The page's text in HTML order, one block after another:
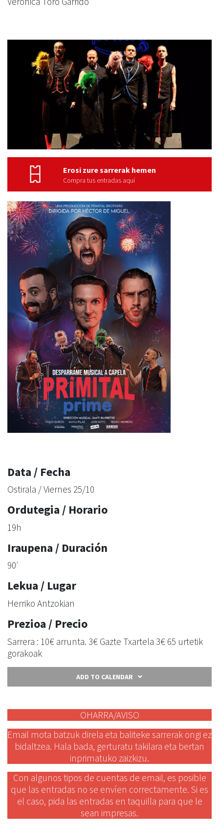
Erosi zure sarrerak hemen
Compra tus entradas aquí
Data / Fecha
Ostirala / Viernes 25/10
Ordutegia / Horario
19h
Iraupena / Duración
90′
Lekua / Lugar
Herriko Antzokian
Prezioa / Precio
Sarrera : 10€ arrunta. 3€ Gazte Txartela 3€ 65 urtetik
gorakoak
ADD TO CALENDAR
OHARRA/AVISO
Email mota batzuk direla eta baliteke sarrerak ongi ez
bidaltzea. Hala bada, gerturatu takilara eta bertan
inprimatuko zaizkizu.
Con algunos tipos de cuentas de email, es posible
que las entradas no se envíen correctamente. Si es
el caso, pida las entradas en taquilla para que le
sean impresas.